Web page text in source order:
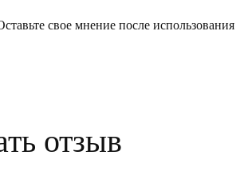
свое мнение после использования
отзыв